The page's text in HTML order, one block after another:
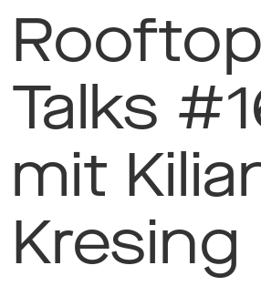
Rooftop
Talks
mit
Kresing